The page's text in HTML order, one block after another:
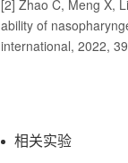
[2] Zhao C, Meng X,
ability of
international, 2022,
相关实验